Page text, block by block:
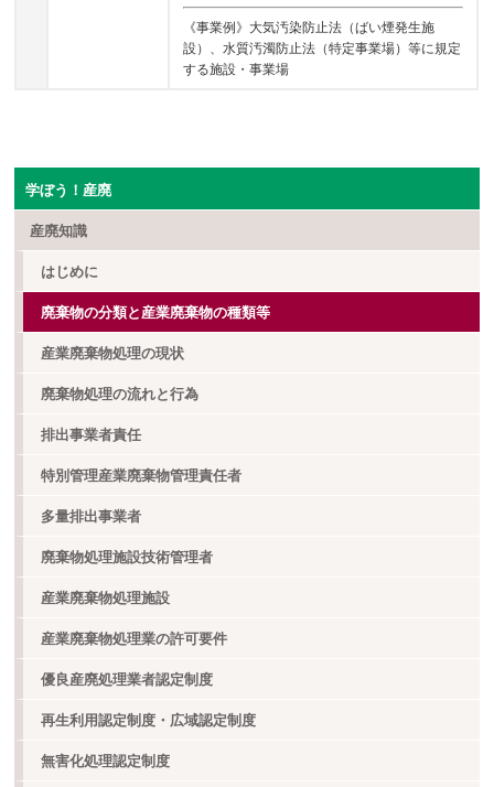
《事業例》大気汚染防止法（ばい煙発生施
設）、水質汚濁防止法（特定事業場）等に規定
する施設・事業場
学ぼう！産廃
産廃知識
はじめに
廃棄物の分類と産業廃棄物の種類等
産業廃棄物処理の現状
廃棄物処理の流れと行為
排出事業者責任
特別管理産業廃棄物管理責任者
多量排出事業者
廃棄物処理施設技術管理者
産業廃棄物処理施設
産業廃棄物処理業の許可要件
優良産廃処理業者認定制度
再生利用認定制度・広域認定制度
無害化処理認定制度